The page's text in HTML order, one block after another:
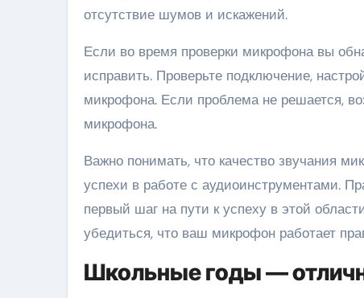
отсутствие шумов и искажений.
Если во время проверки микрофона вы
исправить. Проверьте подключение,
микрофона. Если проблема не решается,
микрофона.
Важно понимать, что качество звучания
успехи в работе с аудиоинструментами.
первый шаг на пути к успеху в этой
убедиться, что ваш микрофон работает
Школьные годы —